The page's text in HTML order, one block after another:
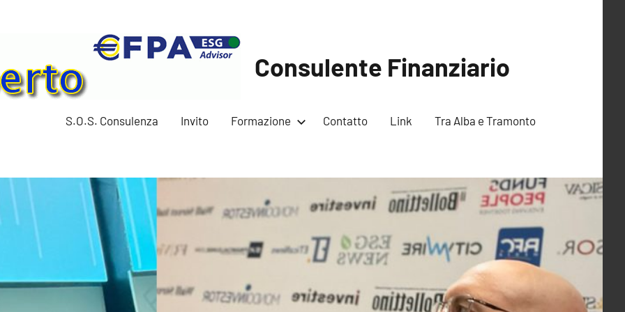
Consulente Finanziario
S.O.S. Consulenza Invito Formazione Contatto Link Tra Alba e Tramonto